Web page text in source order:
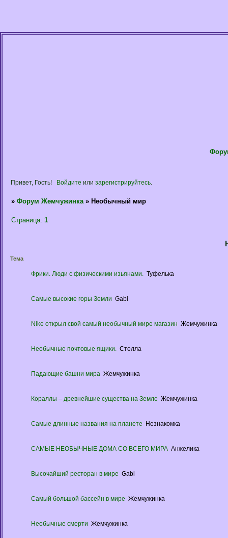
Привет, Гость! Войдите или зарегистрируйтесь.
» Форум Жемчужинка » Необычный мир
Страница: 1
Тема
Фрики. Люди с физическими изьянами. Туфелька
Самые высокие горы Земли Gabi
Nike открыл свой самый необычный мире магазин Жемчужинка
Необычные почтовые ящики. Стелла
Падающие башни мира Жемчужинка
Кораллы – древнейшие существа на Земле Жемчужинка
Самые длинные названия на планете Незнакомка
САМЫЕ НЕОБЫЧНЫЕ ДОМА СО ВСЕГО МИРА Анжелика
Высочайший ресторан в мире Gabi
Самый большой бассейн в мире Жемчужинка
Необычные смерти Жемчужинка